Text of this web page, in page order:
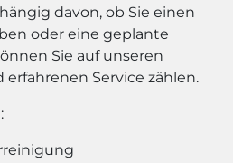
davon, ob Sie einen
oder eine geplante
Sie auf unseren
Service zählen.